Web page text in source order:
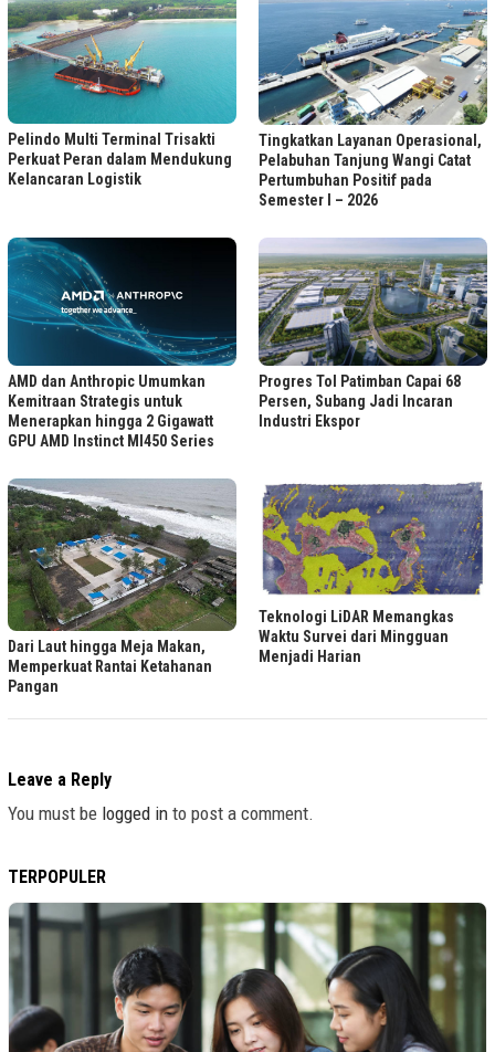
Pelindo Multi Terminal Trisakti
Perkuat Peran dalam Mendukung
Kelancaran Logistik
Tingkatkan Layanan Operasional,
Pelabuhan Tanjung Wangi Catat
Pertumbuhan Positif pada
Semester I – 2026
AMD dan Anthropic Umumkan
Kemitraan Strategis untuk
Menerapkan hingga 2 Gigawatt
GPU AMD Instinct MI450 Series
Progres Tol Patimban Capai 68
Persen, Subang Jadi Incaran
Industri Ekspor
Dari Laut hingga Meja Makan,
Memperkuat Rantai Ketahanan
Pangan
Teknologi LiDAR Memangkas
Waktu Survei dari Mingguan
Menjadi Harian
Leave a Reply
You must be logged in to post a comment.
TERPOPULER